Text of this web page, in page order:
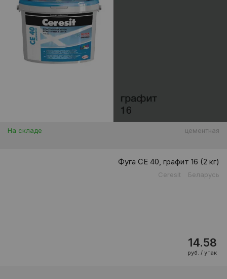
На складе цементная
Фуга CE 40, графит 16 (2 кг)
Ceresit Беларусь
14.58
руб. / упак